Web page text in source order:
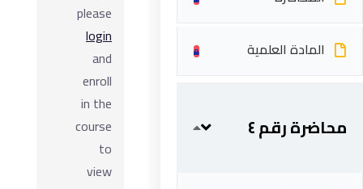
المادة العلمية
محاضرة رقم ٤
please
login
and
enroll
in the
course
to
view